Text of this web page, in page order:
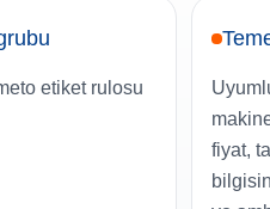
etiket rulosu
fiyat,